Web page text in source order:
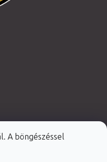
A böngészéssel
készítette